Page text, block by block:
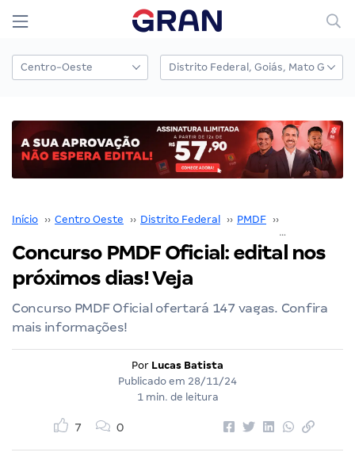
Início ›› Centro Oeste ›› Distrito Federal ›› PMDF ››
Concurso PMDF Oficial: edital nos
próximos dias! Veja
Concurso PMDF Oficial ofertará 147 vagas. Confira
mais informações!
Por Lucas Batista
Publicado em 28/11/24
1 min. de leitura
7 0